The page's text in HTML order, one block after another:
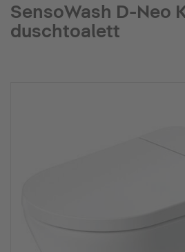
SensoWash D-Neo
duschtoalett